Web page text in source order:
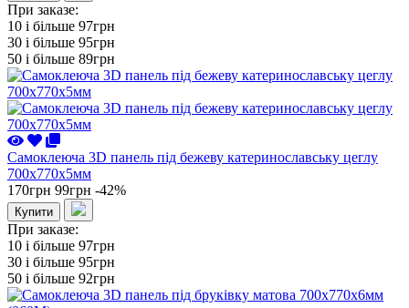
При заказе:
10 i більше 97грн
30 i більше 95грн
50 i більше 89грн
Самоклеюча 3D панель під бежеву катеринославську цеглу
700x770x5мм
170грн 99грн -42%
Купити
При заказе:
10 i більше 97грн
30 i більше 95грн
50 i більше 92грн